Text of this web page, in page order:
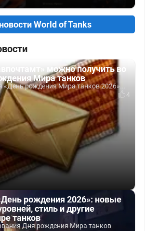
World of Tanks
можно получить во
Мира танков
«День рождения Мира танков 2026»...
4
рождения 2026»: новые
стиль и другие
танков
Дня рождения Мира танков